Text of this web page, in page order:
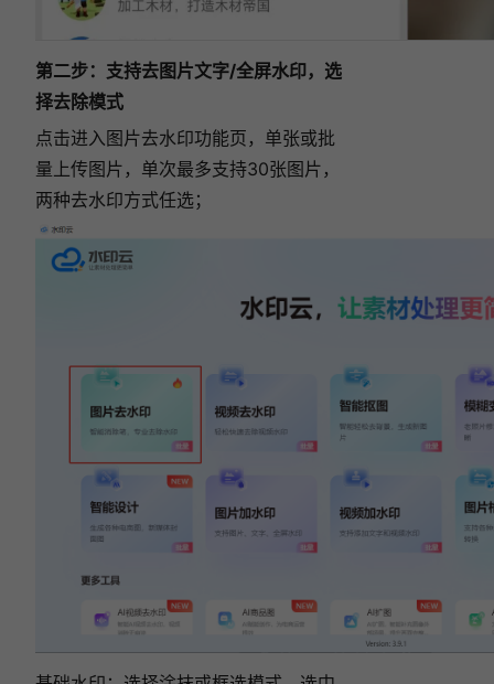
第二步：支持去图片文字/全屏水印，选
择去除模式
点击进入图片去水印功能页，单张或批
量上传图片，单次最多支持30张图片，
两种去水印方式任选；